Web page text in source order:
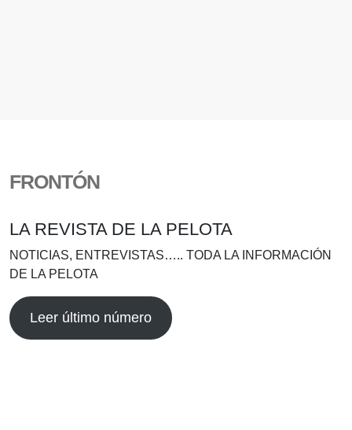
FRONTÓN
LA REVISTA DE LA PELOTA
NOTICIAS, ENTREVISTAS….. TODA LA INFORMACIÓN
DE LA PELOTA
Leer último número